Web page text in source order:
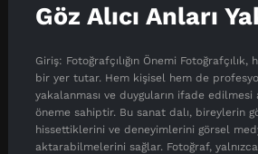
Göz Alıcı Anları
Giriş: Fotoğrafçılığın Önemi Fotoğrafçılık,
bir yer tutar. Hem kişisel hem de
yakalanması ve duyguların ifade edilmesi
öneme sahiptir. Bu sanat dalı, bireylerin
hissettiklerini ve deneyimlerini görsel
aktarabilmelerini sağlar. Fotoğraf,